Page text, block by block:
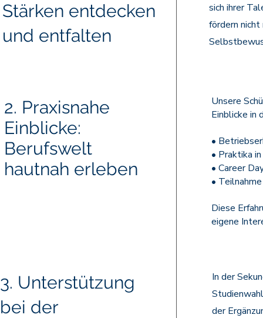
Stärken entdecken
und entfalten
sich ihrer
fördern nicht
2. Praxisnahe
Einblicke:
Berufswelt
hautnah erleben
Unsere
Einblicke in
•
• Praktika
• Career
•
Diese
eigene
3. Unterstützung
bei der
In der
der